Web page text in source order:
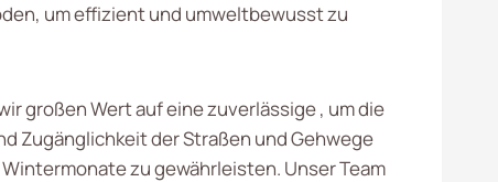
um effizient und umweltbewusst zu
großen Wert auf eine zuverlässige , um die
Zugänglichkeit der Straßen und Gehwege
zu gewährleisten. Unser Team